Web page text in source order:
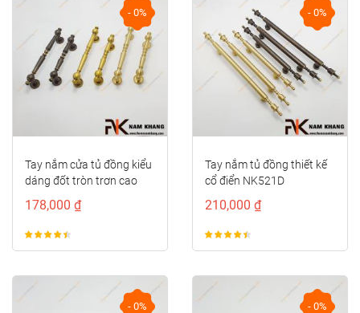
- 0%
Tay nắm cửa tủ đồng kiểu
dáng đốt tròn trơn cao
178,000 ₫
- 0%
- 0%
Tay nắm tủ đồng thiết kế
cổ điển NK521D
210,000 ₫
- 0%